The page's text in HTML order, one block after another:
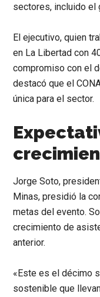
sectores, incluido el
El ejecutivo, quien
en La Libertad con
compromiso con el
destacó que el
única para el sector.
Jorge Soto,
Minas, presidió la
metas del evento.
crecimiento de
anterior.
«Este es el décimo
sostenible que